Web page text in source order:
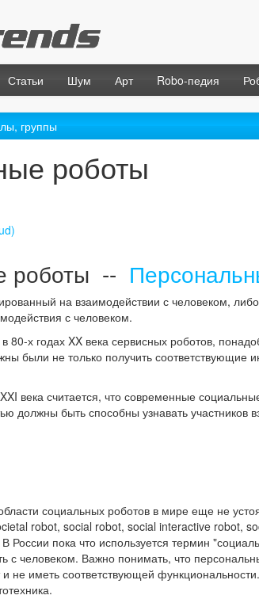
Статьи Шум Арт Robo-педия
группы
роботы
роботы --
на взаимодействии с человеком,
с человеком.
80-х годах XX века сервисных роботов,
были не только получить соответствующие
века считается, что современные
должны быть способны узнавать участников
социальных роботов в мире еще не
robot, social robot, social interactive robot,
России пока что используется термин
с человеком. Важно понимать, что
не иметь соответствующей